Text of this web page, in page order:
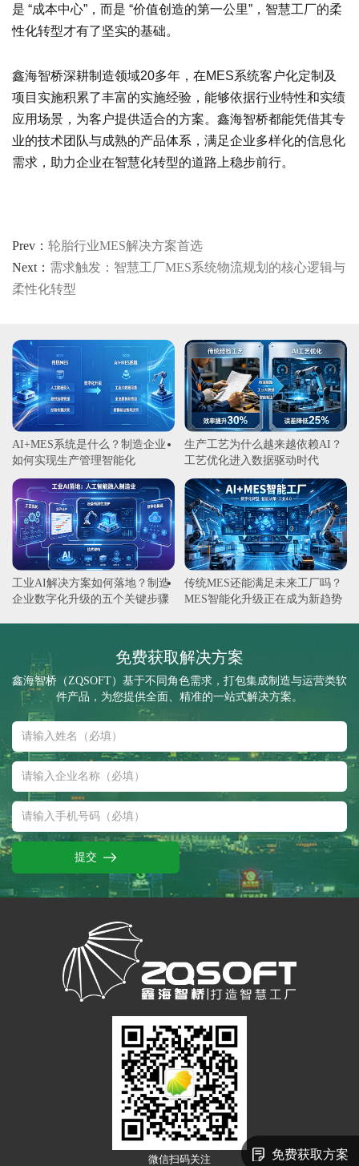
是 “成本中心”，而是 “价值创造的第一公里”，智慧工厂的柔
性化转型才有了坚实的基础。
鑫海智桥深耕制造领域20多年，在MES系统客户化定制及
项目实施积累了丰富的实施经验，能够依据行业特性和实绩
应用场景，为客户提供适合的方案。鑫海智桥都能凭借其专
业的技术团队与成熟的产品体系，满足企业多样化的信息化
需求，助力企业在智慧化转型的道路上稳步前行。
Prev： 轮胎行业MES解决方案首选
Next： 需求触发：智慧工厂MES系统物流规划的核心逻辑与
柔性化转型
AI+MES系统是什么？制造企业
如何实现生产管理智能化
生产工艺为什么越来越依赖AI？
工艺优化进入数据驱动时代
工业AI解决方案如何落地？制造
企业数字化升级的五个关键步骤
传统MES还能满足未来工厂吗？
MES智能化升级正在成为新趋势
免费获取解决方案
鑫海智桥（ZQSOFT）基于不同角色需求，打包集成制造与运营类软
件产品，为您提供全面、精准的一站式解决方案。
提交
微信扫码关注 免费获取方案